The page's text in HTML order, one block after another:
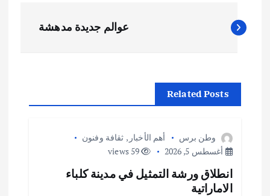
ت
ص
فّ
ح
عوالم جديدة مدهشة
Related Posts
وطن برس أهم الأخبار , ثقافة وفنون
أغسطس 5, 2026
59 views
انطلاق ورشة التمثيل في مدينة كلباء
الاماراتية